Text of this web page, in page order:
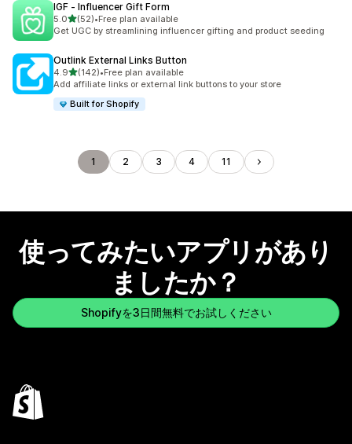
IGF ‑ Influencer Gift Form
5.05つ星中
(52)
合計レビュー数：52件
•Free plan available
Get UGC by streamlining influencer gifting and product seeding
Outlink External Links Button
4.95つ星中
(142)
合計レビュー数：142件
•Free plan available
Add affiliate links or external link buttons to your store
Built for Shopify
1 2 3 4 11
使ってみたいアプリがあり
ましたか？
Shopifyを3日間無料でお試しください